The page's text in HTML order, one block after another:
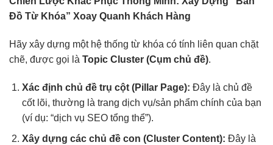
Đồ Từ Khóa” Xoay Quanh Khách Hàng
Hãy xây dựng một hệ thống từ khóa có tính liên quan chặt
chẽ, được gọi là Topic Cluster (Cụm chủ đề).
Xác định chủ đề trụ cột (Pillar Page): Đây là chủ đề
cốt lõi, thường là trang dịch vụ/sản phẩm chính của bạn
(ví dụ: “dịch vụ SEO tổng thể”).
Xây dựng các chủ đề con (Cluster Content): Đây là